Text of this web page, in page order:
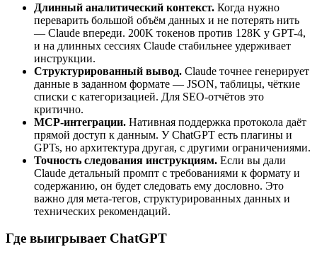
Длинный аналитический контекст. Когда нужно
переварить большой объём данных и не потерять нить
— Claude впереди. 200K токенов против 128K у GPT-4,
и на длинных сессиях Claude стабильнее удерживает
инструкции.
Структурированный вывод. Claude точнее генерирует
данные в заданном формате — JSON, таблицы, чёткие
списки с категоризацией. Для SEO-отчётов это
критично.
MCP-интеграции. Нативная поддержка протокола даёт
прямой доступ к данным. У ChatGPT есть плагины и
GPTs, но архитектура другая, с другими ограничениями.
Точность следования инструкциям. Если вы дали
Claude детальный промпт с требованиями к формату и
содержанию, он будет следовать ему дословно. Это
важно для мета-тегов, структурированных данных и
технических рекомендаций.
Где выигрывает ChatGPT